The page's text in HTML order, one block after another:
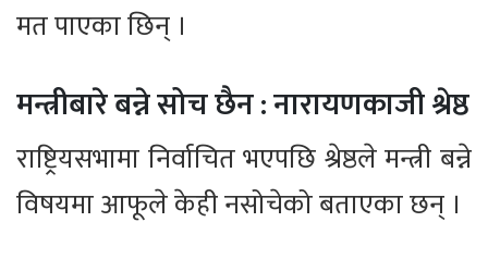
मत पाएका छिन् ।
मन्त्रीबारे बन्ने सोच छैन : नारायणकाजी श्रेष्ठ
राष्ट्रियसभामा निर्वाचित भएपछि श्रेष्ठले मन्त्री बन्ने
विषयमा आफूले केही नसोचेको बताएका छन् ।